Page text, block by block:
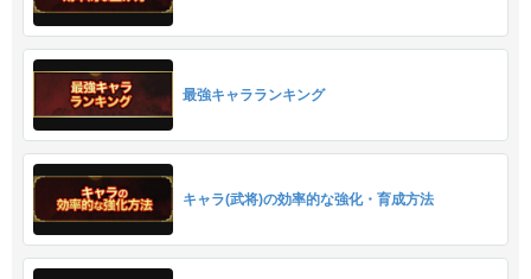
最強キャラランキング
キャラ(武将)の効率的な強化・育成方法